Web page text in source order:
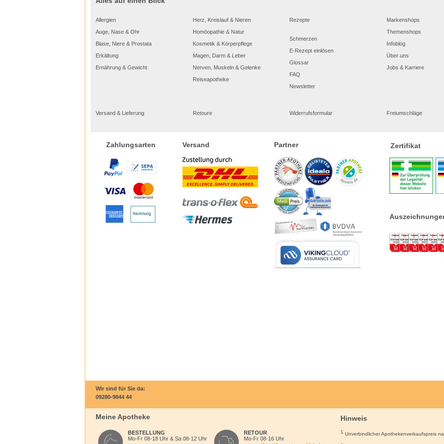
Allergien
Auge, Nase & Ohr
Blase, Niere & Prostata
Erkältung
Ernährung & Gewicht
Herz, Kreislauf & Nieren
Homöopathie & Natur
Kosmetik & Körperpflege
Magen, Darm & Leber
Nerven, Muskeln & Gelenke
Reiseapotheke
Rezepte
Schmerzen
E-Rezept einlösen
Glossar
FAQ
Newsletter
Markenshops
Themenshops
Infoblog
Über uns
Jobs & Karriere
Versand & Lieferung Retoure Widerrufsformular Freiumschläge
Zahlungsarten Versand Partner Zertifikat
Wir sind für Sie da:
09280-9844 44
Meine Apotheke
BESTELLUNG
Mo-Fr 08-18 Uhr & Sa 08-12 Uhr
RETOUR
Mo-Fr 08-16 Uhr
Hinweis
1 Unverbindlicher Apothekenverkaufspreis